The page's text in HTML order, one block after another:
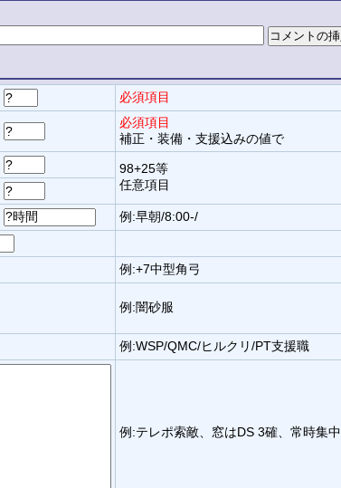
必須項目
必須項目
補正・装備・支援込みの値で
98+25等
任意項目
例:早朝/8:00-/
例:+7中型角弓
例:闇砂服
例:WSP/QMC/ヒルクリ/PT支援職
例:テレポ索敵、窓はDS 3確、常時集中